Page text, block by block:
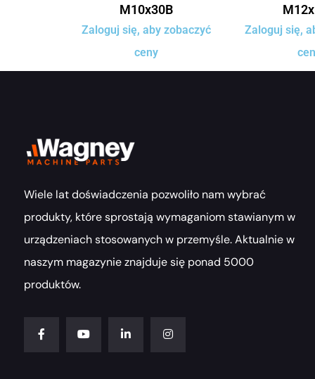
M10x30B
Zaloguj się, aby zobaczyć
ceny
Zaloguj się,
Wiele lat doświadczenia pozwoliło nam wybrać
produkty, które sprostają wymaganiom stawianym w
urządzeniach stosowanych w przemyśle. Aktualnie w
naszym magazynie znajduje się ponad 5000
produktów.